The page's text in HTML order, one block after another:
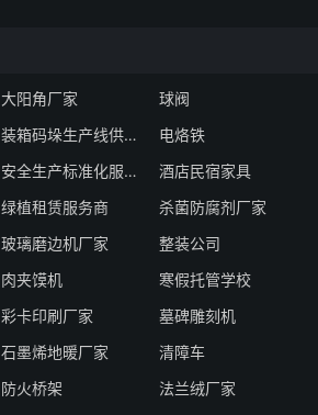
大阳角厂家
球阀
装箱码垛生产线供应商
电烙铁
安全生产标准化服务机构
酒店民宿家具
绿植租赁服务商
杀菌防腐剂厂家
玻璃磨边机厂家
整装公司
肉夹馍机
寒假托管学校
彩卡印刷厂家
墓碑雕刻机
石墨烯地暖厂家
清障车
防火桥架 法兰绒厂家